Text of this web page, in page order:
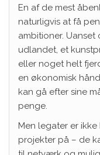
En af de mest
naturligvis at få
ambitioner.
udlandet, et
eller noget helt
en økonomisk
kan gå efter sine
penge.
Men legater er
projekter på – de